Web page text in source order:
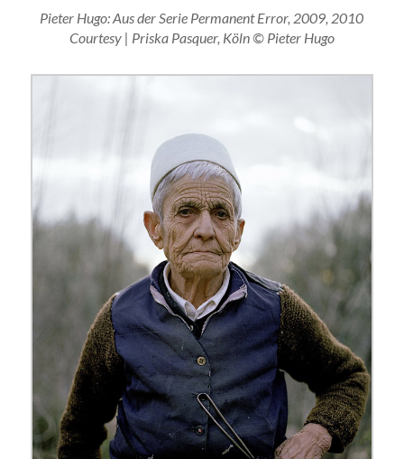
Pieter Hugo: Aus der Serie Permanent Error, 2009, 2010
Courtesy | Priska Pasquer, Köln © Pieter Hugo